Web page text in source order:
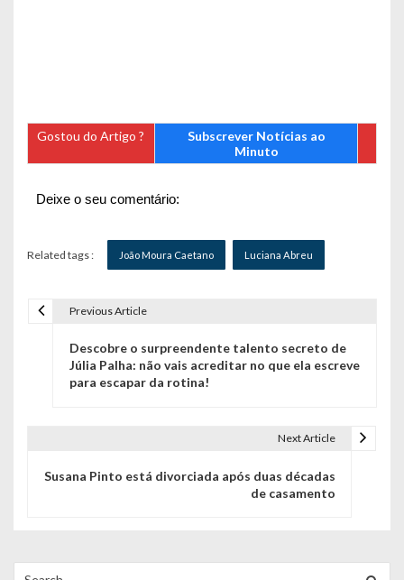
Gostou do Artigo ?
Subscrever Notícias ao
Minuto
Deixe o seu comentário:
Related tags : João Moura Caetano Luciana Abreu
Previous Article
Descobre o surpreendente talento secreto de
Júlia Palha: não vais acreditar no que ela escreve
para escapar da rotina!
Next Article
Susana Pinto está divorciada após duas décadas
de casamento